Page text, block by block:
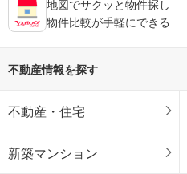
地図でサクッと物件探し
物件比較が手軽にできる
不動産情報を探す
不動産・住宅
新築マンション